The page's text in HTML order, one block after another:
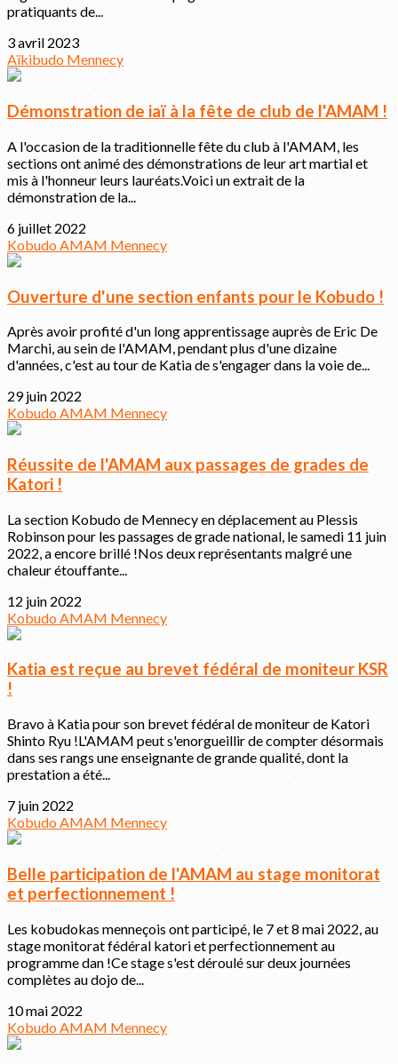
pratiquants de...
3 avril 2023
Aïkibudo Mennecy
Démonstration de iaï à la fête de club de l'AMAM !
A l'occasion de la traditionnelle fête du club à l'AMAM, les
sections ont animé des démonstrations de leur art martial et
mis à l'honneur leurs lauréats.Voici un extrait de la
démonstration de la...
6 juillet 2022
KobudoAMAM Mennecy
Ouverture d'une section enfants pour le Kobudo !
Après avoir profité d'un long apprentissage auprès de Eric De
Marchi, au sein de l'AMAM, pendant plus d'une dizaine
d'années, c'est au tour de Katia de s'engager dans la voie de...
29 juin 2022
KobudoAMAM Mennecy
Réussite de l'AMAM aux passages de grades de
Katori !
La section Kobudo de Mennecy en déplacement au Plessis
Robinson pour les passages de grade national, le samedi 11 juin
2022, a encore brillé !Nos deux représentants malgré une
chaleur étouffante...
12 juin 2022
Kobudo AMAM Mennecy
Katia est reçue au brevet fédéral de moniteur KSR
!
Bravo à Katia pour son brevet fédéral de moniteur de Katori
Shinto Ryu !L'AMAM peut s'enorgueillir de compter désormais
dans ses rangs une enseignante de grande qualité, dont la
prestation a été...
7 juin 2022
KobudoAMAM Mennecy
Belle participation de l'AMAM au stage monitorat
et perfectionnement !
Les kobudokas menneçois ont participé, le 7 et 8 mai 2022, au
stage monitorat fédéral katori et perfectionnement au
programme dan !Ce stage s'est déroulé sur deux journées
complètes au dojo de...
10 mai 2022
Kobudo AMAM Mennecy